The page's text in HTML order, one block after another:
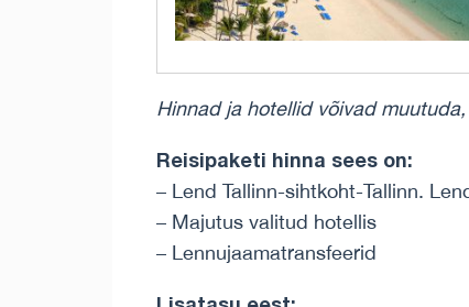
Hinnad ja hotellid võivad
Reisipaketi hinna sees on:
– Lend Tallinn-sihtkoht-Tallinn.
– Majutus valitud hotellis
– Lennujaamatransfeerid